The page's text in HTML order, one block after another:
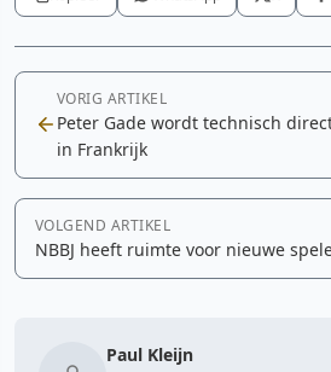
VORIG ARTIKEL
Peter Gade wordt technisch
in Frankrijk
VOLGEND ARTIKEL
NBBJ heeft ruimte voor nieuwe
Paul Kleijn